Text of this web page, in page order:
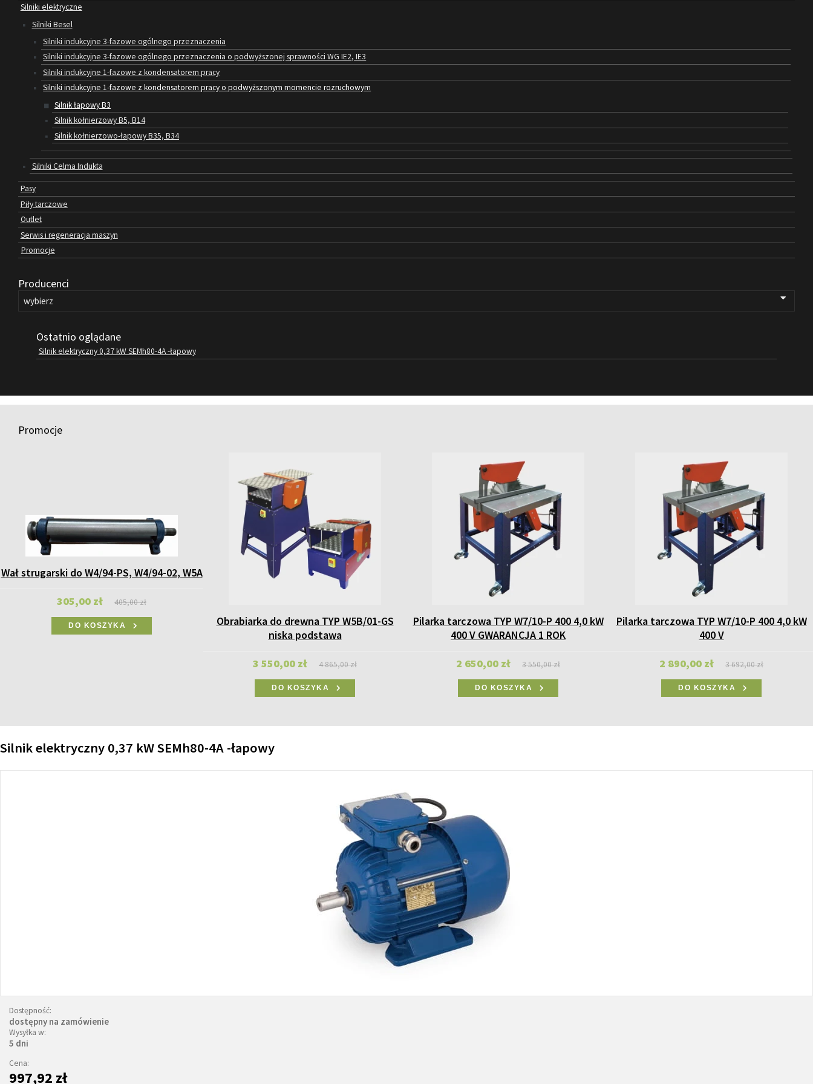
Silniki elektryczne
Silniki Besel
Silniki indukcyjne 3-fazowe ogólnego przeznaczenia
Silniki indukcyjne 3-fazowe ogólnego przeznaczenia o podwyższonej sprawności WG IE2, IE3
Silniki indukcyjne 1-fazowe z kondensatorem pracy
Silniki indukcyjne 1-fazowe z kondensatorem pracy o podwyższonym momencie rozruchowym
Silnik łapowy B3
Silnik kołnierzowy B5, B14
Silnik kołnierzowo-łapowy B35, B34
Silniki Celma Indukta
Pasy
Piły tarczowe
Outlet
Serwis i regeneracja maszyn
Promocje
Producenci
Ostatnio oglądane
Silnik elektryczny 0,37 kW SEMh80-4A -łapowy
Promocje
Wał strugarski do W4/94-PS, W4/94-02, W5A
305,00 zł 405,00 zł
DO KOSZYKA
Obrabiarka do drewna TYP W5B/01-GS
niska podstawa
3 550,00 zł 4 865,00 zł
DO KOSZYKA
Pilarka tarczowa TYP W7/10-P 400 4,0 kW
400 V GWARANCJA 1 ROK
2 650,00 zł 3 550,00 zł
DO KOSZYKA
Pilarka tarczowa TYP W7/10-P 400 4,0 kW
400 V
2 890,00 zł 3 692,00 zł
DO KOSZYKA
Silnik elektryczny 0,37 kW SEMh80-4A -łapowy
Dostępność:
dostępny na zamówienie
Wysyłka w:
5 dni
Cena:
997,92 zł